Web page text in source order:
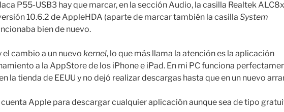
P55-USB3 hay que marcar, en la sección Audio, la casilla Realtek
10.6.2 de AppleHDA (aparte de marcar también la casilla System
bien de nuevo.
cambio a un nuevo kernel, lo que más llama la atención es la aplicación
a la AppStore de los iPhone e iPad. En mi PC funciona
la tienda de EEUU y no dejó realizar descargas hasta que en un nuevo
cuenta Apple para descargar cualquier aplicación aunque sea de tipo